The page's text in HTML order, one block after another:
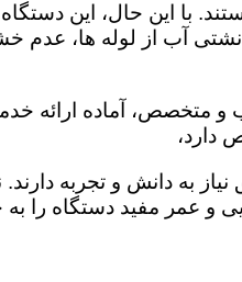
با این حال، این
آب از لوله ها،
آماده ارائه
دارد،
به دانش و تجربه
عمر مفید دستگاه را به